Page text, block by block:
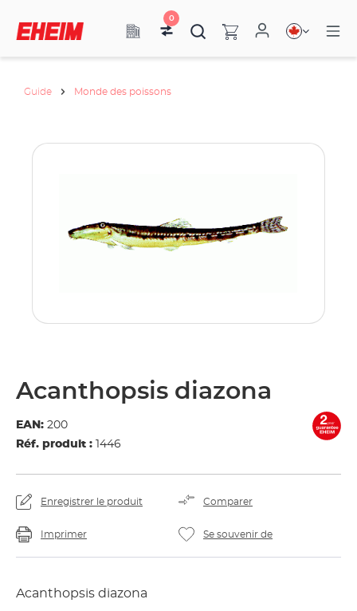
0
Guide Monde des poissons
Acanthopsis diazona
EAN: 200
Réf. produit :
1446
Enregistrer le produit Comparer
Imprimer Se souvenir de
Acanthopsis diazona